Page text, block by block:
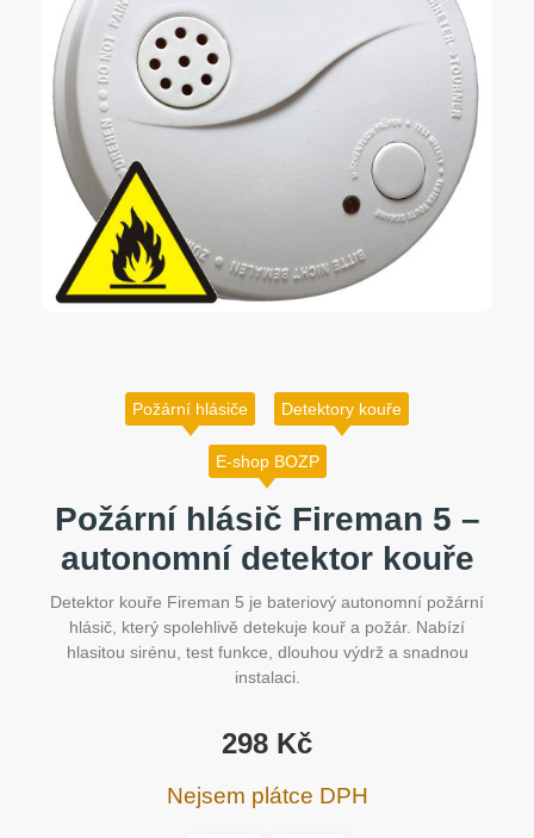
Požární hlásiče Detektory kouře
E-shop BOZP
Požární hlásič Fireman 5 –
autonomní detektor kouře
Detektor kouře Fireman 5 je bateriový autonomní požární
hlásič, který spolehlivě detekuje kouř a požár. Nabízí
hlasitou sirénu, test funkce, dlouhou výdrž a snadnou
instalaci.
298 Kč
Nejsem plátce DPH